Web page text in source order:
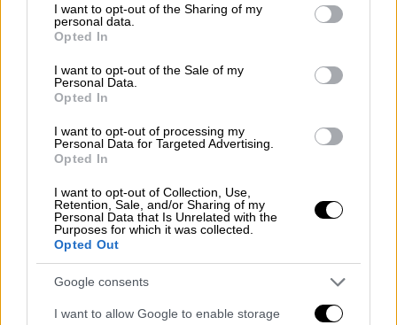
not limited to your visit or usage behaviour. You may click to
grant or deny consent to Google and its third-party tags to
use your data for below specified purposes in below Google
consent section.
I want to opt-out of the Sharing of my
personal data.
Opted In
I want to opt-out of the Sale of my
Personal Data.
Opted In
I want to opt-out of processing my
Personal Data for Targeted Advertising.
Opted In
I want to opt-out of Collection, Use,
Retention, Sale, and/or Sharing of my
Personal Data that Is Unrelated with the
Purposes for which it was collected.
Opted Out
Google consents
I want to allow Google to enable storage
Σύμφωνα με το lesvosnews.net
, φαίνεται
δεν λειτούργησε κανονικά το σύστημα
πέδησηςτου αεροσκάφους τύπου
PZL της
359 ΜΑΕΔΥ , με αποτέλεσματο αεροσκάφος
να υποστεί ζημιές
υπηρεσίες του αεροδρομίου
ασθενοφόρο παρέλαβε τον πιλότο, ο οποίος
βγήκε μόνος του από το αεροσκάφος
χειριστής είναι καλά στην υγεία του και
μεταφέρθηκε προληπτικά στο Νοσοκομείο
Μυτιλήνης για τις απαραίτητες εξετάσεις.